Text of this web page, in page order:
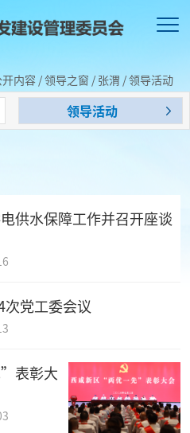
内容 /领导之窗 / 张渭 /领导活动
领导活动
供水保障工作并召开座谈
党工委会议
表彰大